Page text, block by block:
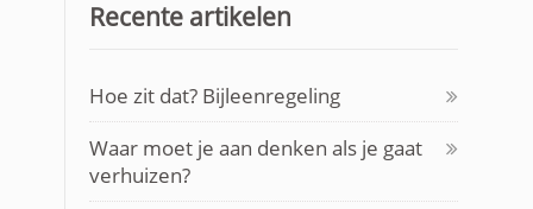
Recente artikelen
Hoe zit dat? Bijleenregeling
Waar moet je aan denken als je gaat
verhuizen?